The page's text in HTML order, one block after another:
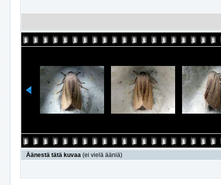
Äänestä tätä kuvaa (ei vielä ääniä)